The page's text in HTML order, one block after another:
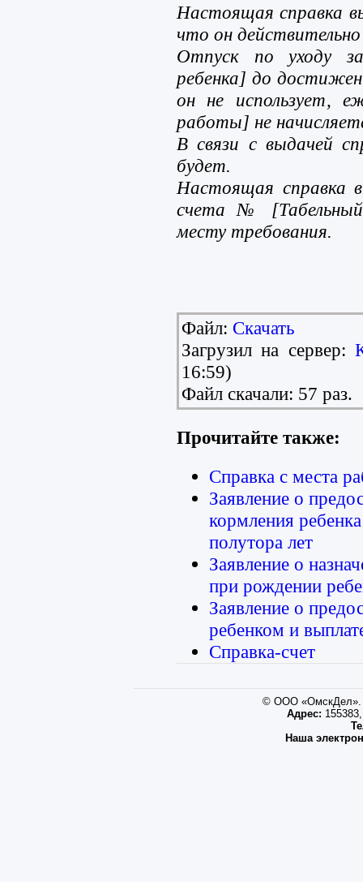
Настоящая справка
что он
Отпуск по уходу
ребенка] до
он не использует,
работы] не
В связи с выдачей
будет.
Настоящая справка
счета № [Табельный
месту требования.
Файл: Скачать
Загрузил на сервер:
16:59)
Файл скачали: 57 раз.
Прочитайте также:
Справка с места
Заявление о
кормления
полутора лет
Заявление о
при рождении
Заявление о
ребенком и
Справка-счет
© ООО «ОмскДел».
Адрес:
Наша